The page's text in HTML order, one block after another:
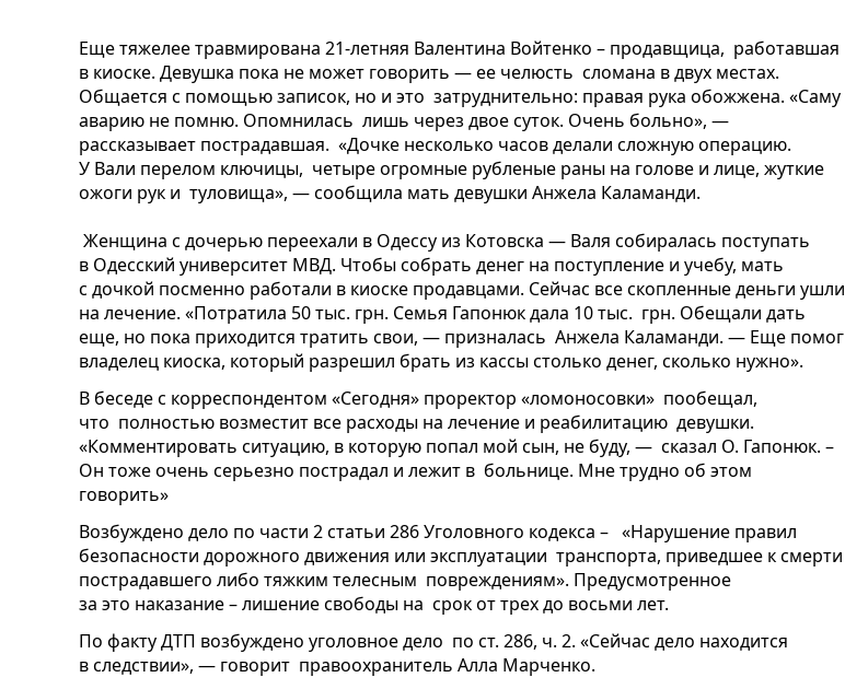
Еще тяжелее травмирована 21-летняя Валентина Войтенко – продавщица, работавшая
в киоске. Девушка пока не может говорить — ее челюсть сломана в двух местах.
Общается с помощью записок, но и это затруднительно: правая рука обожжена. «Саму
аварию не помню. Опомнилась лишь через двое суток. Очень больно», —
рассказывает пострадавшая. «Дочке несколько часов делали сложную операцию.
У Вали перелом ключицы, четыре огромные рубленые раны на голове и лице, жуткие
ожоги рук и туловища», — сообщила мать девушки Анжела Каламанди.
Женщина с дочерью переехали в Одессу из Котовска — Валя собиралась поступать
в Одесский университет МВД. Чтобы собрать денег на поступление и учебу, мать
с дочкой посменно работали в киоске продавцами. Сейчас все скопленные деньги ушли
на лечение. «Потратила 50 тыс. грн. Семья Гапонюк дала 10 тыс. грн. Обещали дать
еще, но пока приходится тратить свои, — призналась Анжела Каламанди. — Еще помог
владелец киоска, который разрешил брать из кассы столько денег, сколько нужно».
В беседе с корреспондентом «Сегодня» проректор «ломоносовки» пообещал,
что полностью возместит все расходы на лечение и реабилитацию девушки.
«Комментировать ситуацию, в которую попал мой сын, не буду, — сказал О. Гапонюк. –
Он тоже очень серьезно пострадал и лежит в больнице. Мне трудно об этом
говорить»
Возбуждено дело по части 2 статьи 286 Уголовного кодекса – «Нарушение правил
безопасности дорожного движения или эксплуатации транспорта, приведшее к смерти
пострадавшего либо тяжким телесным повреждениям». Предусмотренное
за это наказание – лишение свободы на срок от трех до восьми лет.
По факту ДТП возбуждено уголовное дело по ст. 286, ч. 2. «Сейчас дело находится
в следствии», — говорит правоохранитель Алла Марченко.